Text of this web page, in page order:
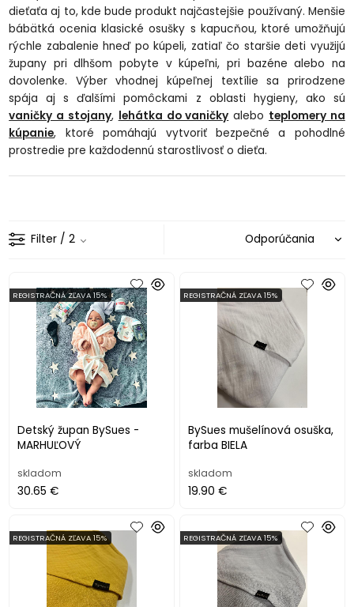
dieťaťa aj to, kde bude produkt najčastejšie používaný. Menšie
bábätká ocenia klasické osušky s kapucňou, ktoré umožňujú
rýchle zabalenie hneď po kúpeli, zatiaľ čo staršie deti využijú
župany pri dlhšom pobyte v kúpeľni, pri bazéne alebo na
dovolenke. Výber vhodnej kúpeľnej textílie sa prirodzene
spája aj s ďalšími pomôckami z oblasti hygieny, ako sú
vaničky a stojany, lehátka do vaničky alebo teplomery na
kúpanie, ktoré pomáhajú vytvoriť bezpečné a pohodlné
prostredie pre každodennú starostlivosť o dieťa.
Filter / 2
Detský župan BySues -
MARHUĽOVÝ
REGISTRAČNÁ ZĽAVA 15%
skladom
30.65 €
BySues mušelínová osuška,
farba BIELA
REGISTRAČNÁ ZĽAVA 15%
skladom
19.90 €
REGISTRAČNÁ ZĽAVA 15% REGISTRAČNÁ ZĽAVA 15%